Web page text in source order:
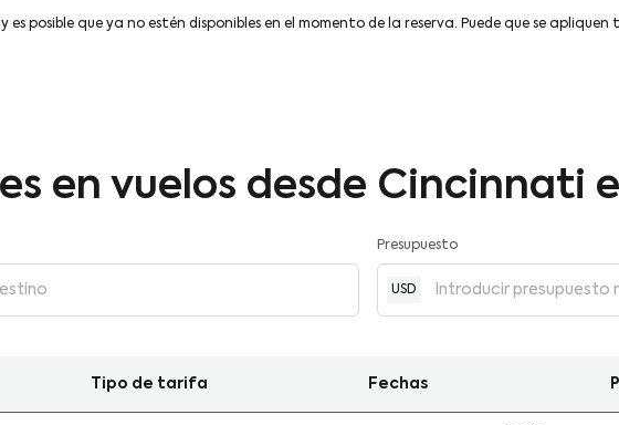
posible que ya no estén disponibles en el momento de la reserva. Puede que se
en vuelos desde Cincinnati
Presupuesto
USD
Tipo de tarifa Fechas